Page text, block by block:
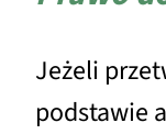
Jeżeli
podstawie